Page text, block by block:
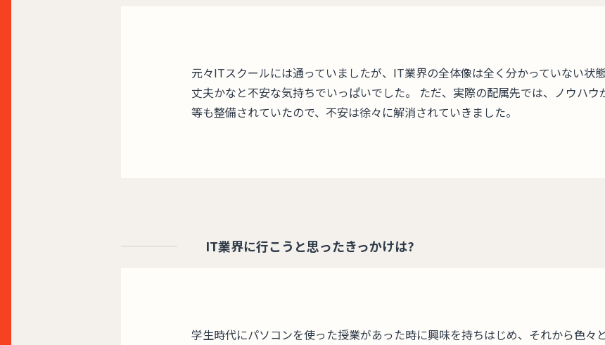
元々ITスクールには通っていましたが、IT業界の全体像は全く分かっていない状
丈夫かなと不安な気持ちでいっぱいでした。 ただ、実際の配属先では、ノウハウ
等も整備されていたので、不安は徐々に解消されていきました。
IT業界に行こうと思ったきっかけは?
学生時代にパソコンを使った授業があった時に興味を持ちはじめ、それから色々